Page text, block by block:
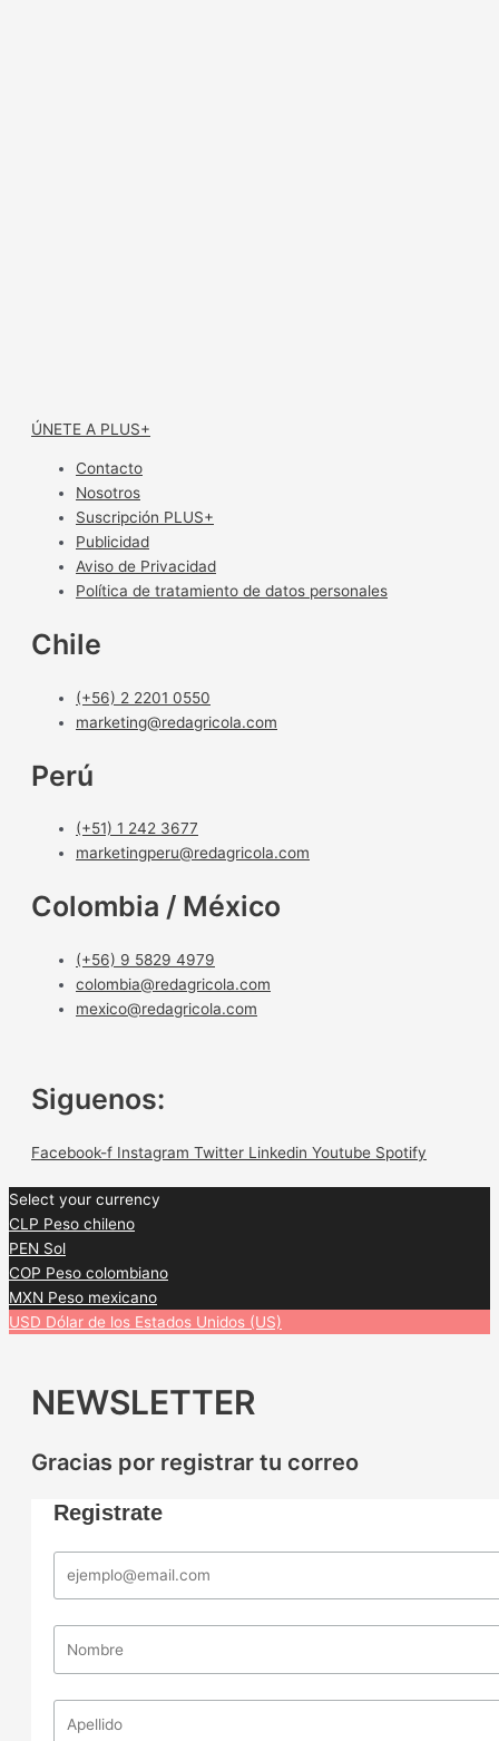
ÚNETE A PLUS+
Contacto
Nosotros
Suscripción PLUS+
Publicidad
Aviso de Privacidad
Política de tratamiento de datos personales
Chile
(+56) 2 2201 0550
marketing@redagricola.com
Perú
(+51) 1 242 3677
marketingperu@redagricola.com
Colombia / México
(+56) 9 5829 4979
colombia@redagricola.com
mexico@redagricola.com
Siguenos:
Facebook-f Instagram Twitter Linkedin Youtube Spotify
Select your currency
CLP Peso chileno
PEN Sol
COP Peso colombiano
MXN Peso mexicano
USD Dólar de los Estados Unidos (US)
NEWSLETTER
Gracias por registrar tu correo
Registrate